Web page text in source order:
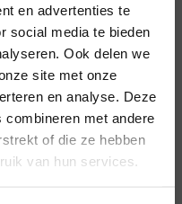
en advertenties te
social media te bieden
Ook delen we
site met onze
en analyse. Deze
combineren met andere
of die ze hebben
van hun services.
Bosch
Haag